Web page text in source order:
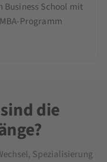
Business School mit
Programm
die
Spezialisierung